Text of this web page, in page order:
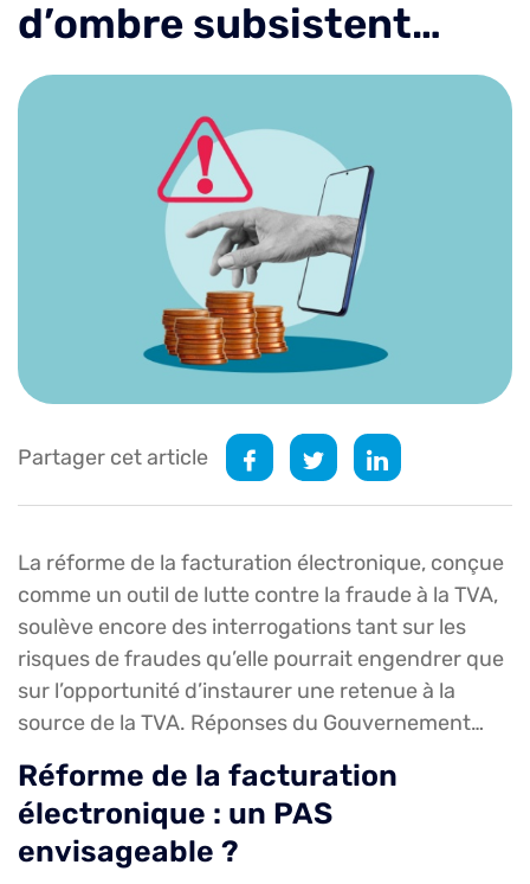
d’ombre subsistent…
Partager cet article
La réforme de la facturation électronique, conçue
comme un outil de lutte contre la fraude à la TVA,
soulève encore des interrogations tant sur les
risques de fraudes qu’elle pourrait engendrer que
sur l’opportunité d’instaurer une retenue à la
source de la TVA. Réponses du Gouvernement…
Réforme de la facturation
électronique : un PAS
envisageable ?